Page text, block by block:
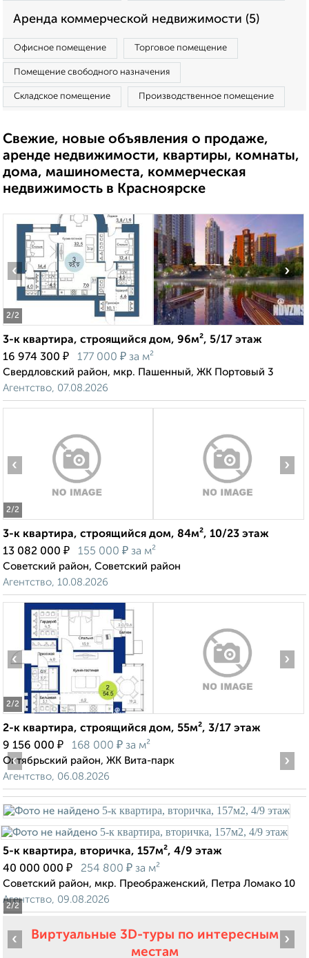
Аренда коммерческой недвижимости (5)
Офисное помещение Торговое помещение
Помещение свободного назначения
Складское помещение Производственное помещение
Свежие, новые объявления о продаже,
аренде недвижимости, квартиры, комнаты,
дома, машиноместа, коммерческая
недвижимость в Красноярске
2/2
‹ ›
3-к квартира, строящийся дом, 96м², 5/17 этаж
16 974 300 ₽ 177 000 ₽ за м²
Свердловский район, мкр. Пашенный, ЖК Портовый 3
Агентство, 07.08.2026
2/2
‹ ›
3-к квартира, строящийся дом, 84м², 10/23 этаж
13 082 000 ₽ 155 000 ₽ за м²
Советский район, Советский район
Агентство, 10.08.2026
2/2
‹ ›
2-к квартира, строящийся дом, 55м², 3/17 этаж
9 156 000 ₽ 168 000 ₽ за м²
Октябрьский район, ЖК Вита-парк
Агентство, 06.08.2026
2/2
‹ ›
5-к квартира, вторичка, 157м², 4/9 этаж
40 000 000 ₽ 254 800 ₽ за м²
Советский район, мкр. Преображенский, Петра Ломако 10
Агентство, 09.08.2026
Виртуальные 3D-туры по интересным
местам
‹ ›